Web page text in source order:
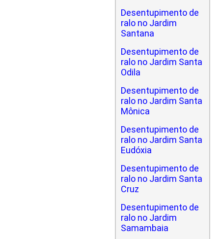
Desentupimento de
ralo no Jardim
Santana
Desentupimento de
ralo no Jardim Santa
Odila
Desentupimento de
ralo no Jardim Santa
Mônica
Desentupimento de
ralo no Jardim Santa
Eudóxia
Desentupimento de
ralo no Jardim Santa
Cruz
Desentupimento de
ralo no Jardim
Samambaia